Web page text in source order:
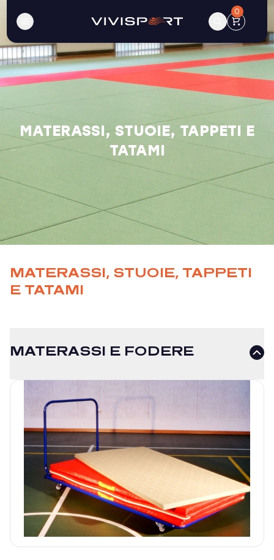
0
MATERASSI, STUOIE, TAPPETI E
TATAMI
MATERASSI, STUOIE, TAPPETI
E TATAMI
MATERASSI E FODERE